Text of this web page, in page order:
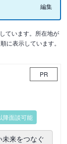
編集
ています。所在地が
に表示しています。
PR
降面談可能
来をつなぐ